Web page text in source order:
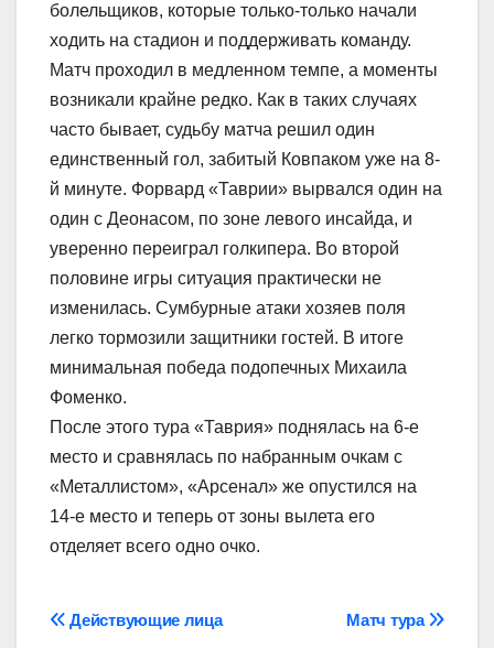
болельщиков, которые только-только начали
ходить на стадион и поддерживать команду.
Матч проходил в медленном темпе, а моменты
возникали крайне редко. Как в таких случаях
часто бывает, судьбу матча решил один
единственный гол, забитый Ковпаком уже на 8-
й минуте. Форвард «Таврии» вырвался один на
один с Деонасом, по зоне левого инсайда, и
уверенно переиграл голкипера. Во второй
половине игры ситуация практически не
изменилась. Сумбурные атаки хозяев поля
легко тормозили защитники гостей. В итоге
минимальная победа подопечных Михаила
Фоменко.
После этого тура «Таврия» поднялась на 6-е
место и сравнялась по набранным очкам с
«Металлистом», «Арсенал» же опустился на
14-е место и теперь от зоны вылета его
отделяет всего одно очко.
Навігація
Матч тура
Действующие лица